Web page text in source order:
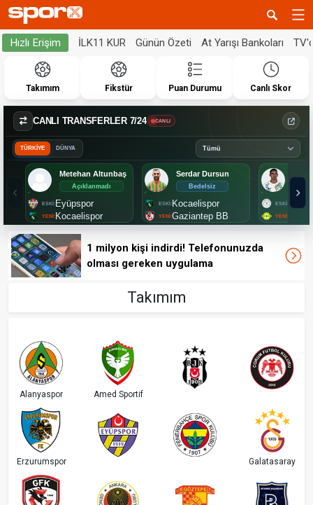
Hızlı Erişim İLK11 KUR Günün Özeti At Yarışı Bankoları
Takımım Fikstür Puan Durumu Canlı Skor
CANLI TRANSFERLER 7/24 CANLI
TÜRKİYE DÜNYA
Metehan Altunbaş
Açıklanmadı
Eyüpspor
Kocaelispor
Serdar Dursun
Bedelsiz
Kocaelispor
Gaziantep BB
1 milyon kişi indirdi! Telefonunuzda
olması gereken uygulama
Takımım
Alanyaspor Amed Sportif
Erzurumspor Galatasaray